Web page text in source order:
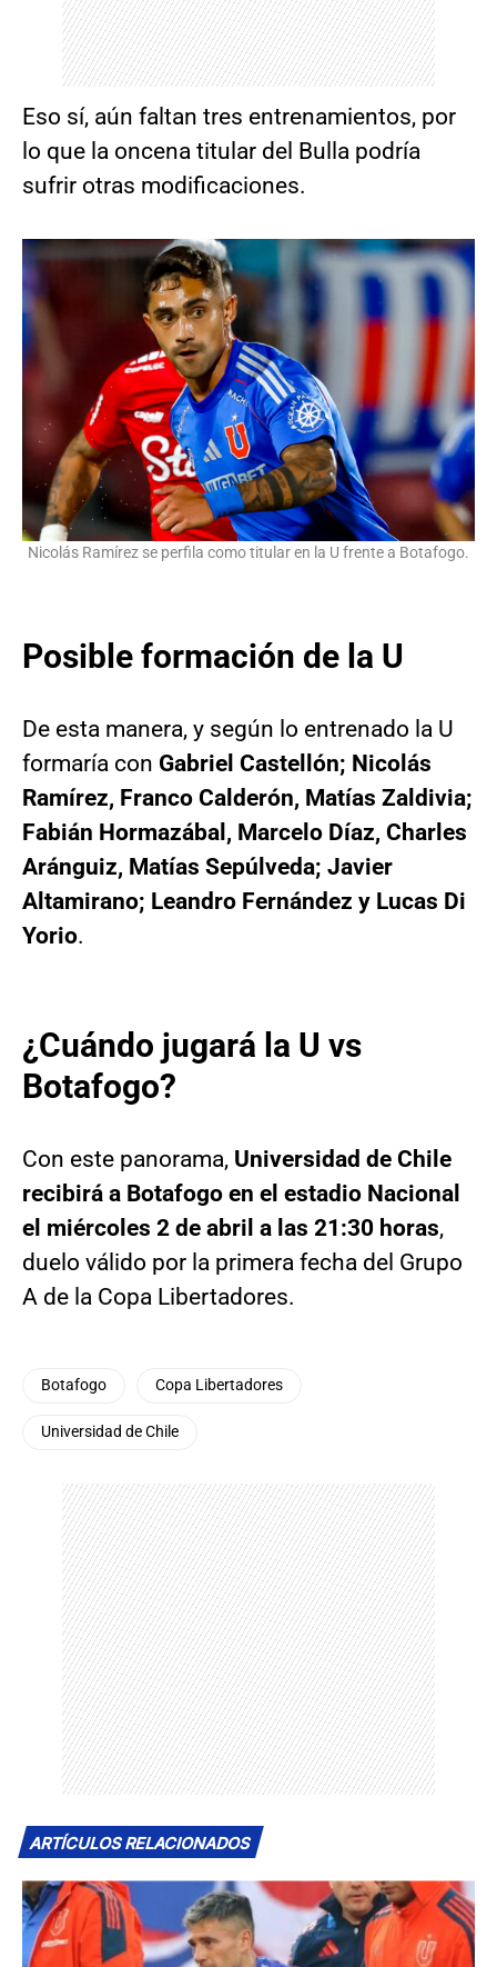
Eso sí, aún faltan tres entrenamientos, por
lo que la oncena titular del Bulla podría
sufrir otras modificaciones.
Nicolás Ramírez se perfila como titular en la U frente a Botafogo.
Posible formación de la U
De esta manera, y según lo entrenado la U
formaría con Gabriel Castellón; Nicolás
Ramírez, Franco Calderón, Matías Zaldivia;
Fabián Hormazábal, Marcelo Díaz, Charles
Aránguiz, Matías Sepúlveda; Javier
Altamirano; Leandro Fernández y Lucas Di
Yorio.
¿Cuándo jugará la U vs
Botafogo?
Con este panorama, Universidad de Chile
recibirá a Botafogo en el estadio Nacional
el miércoles 2 de abril a las 21:30 horas,
duelo válido por la primera fecha del Grupo
A de la Copa Libertadores.
Botafogo Copa Libertadores
Universidad de Chile
ARTÍCULOS RELACIONADOS